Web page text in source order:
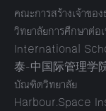
คณะการสร้างเจ้าขอ
วิทยาลัยการศึกษาต่อ
International
泰-中国际管理学
บัณฑิตวิทยาลัย
Harbour.Space